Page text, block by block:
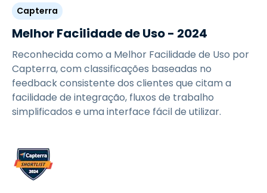
Capterra
Melhor Facilidade de Uso - 2024
Reconhecida como a Melhor Facilidade de Uso por
Capterra, com classificações baseadas no
feedback consistente dos clientes que citam a
facilidade de integração, fluxos de trabalho
simplificados e uma interface fácil de utilizar.